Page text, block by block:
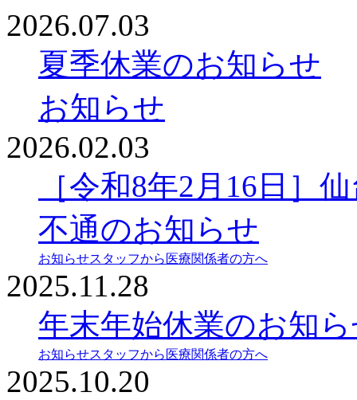
2026.07.03
夏季休業のお知らせ
お知らせ
2026.02.03
［令和8年2月16日］
不通のお知らせ
お知らせスタッフから 医療関係者の方へ
2025.11.28
年末年始休業のお知
お知らせスタッフから 医療関係者の方へ
2025.10.20